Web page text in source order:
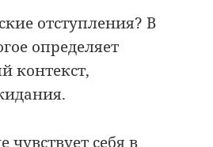
отступления? В
определяет
контекст,
чувствует себя в